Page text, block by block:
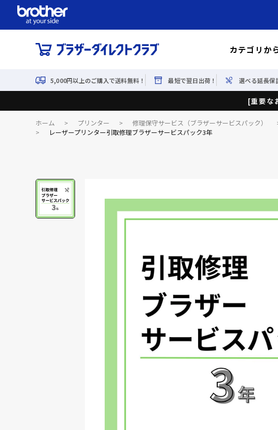
カテゴリか
5,000円以上のご購入で送料無料！ 最短で翌日出荷！ 選べる延長保
[重要な
ホーム > プリンター > 修理保守サービス（ブラザーサービスパック）
>
レーザープリンター引取修理ブラザーサービスパック3年